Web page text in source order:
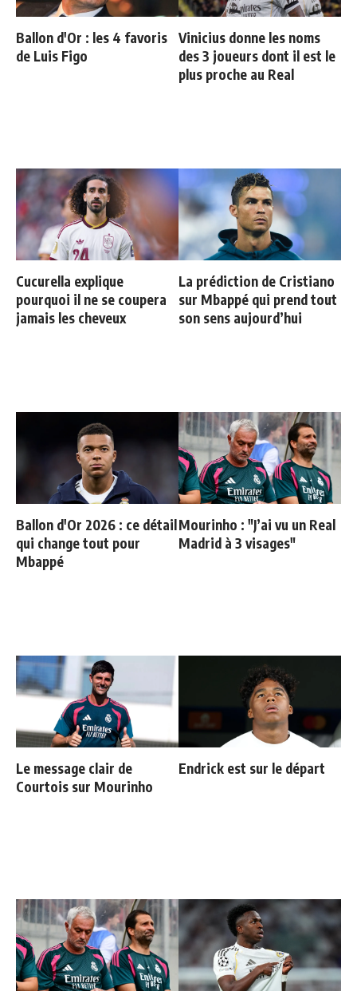
Ballon d'Or : les 4 favoris
de Luis Figo
Vinicius donne les noms
des 3 joueurs dont il est le
plus proche au Real
Cucurella explique
pourquoi il ne se coupera
jamais les cheveux
La prédiction de Cristiano
sur Mbappé qui prend tout
son sens aujourd’hui
Ballon d'Or 2026 : ce détail
qui change tout pour
Mbappé
Mourinho : "J’ai vu un Real
Madrid à 3 visages"
Le message clair de
Courtois sur Mourinho
Endrick est sur le départ